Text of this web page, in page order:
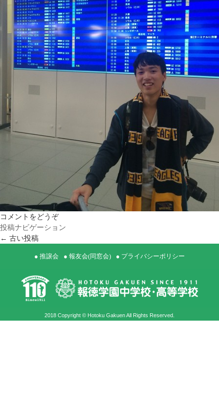
コメントをどうぞ
投稿ナビゲーション
← 古い投稿
● 推譲会 ● 報友会(同窓会) ● プライバシーポリシー
2018 Copyright © Hotoku Gakuen All Rights Reserved.